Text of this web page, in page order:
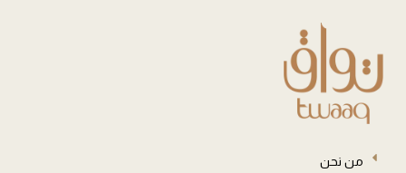
من نحن